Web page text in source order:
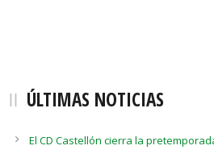
ÚLTIMAS NOTICIAS
El CD Castellón cierra la